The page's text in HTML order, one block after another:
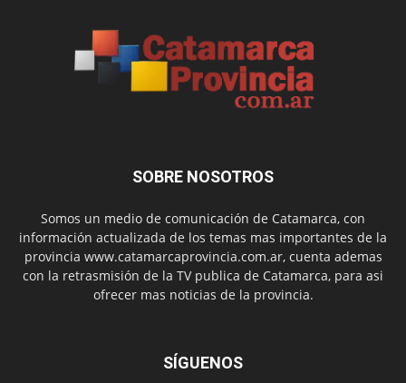
SOBRE NOSOTROS
Somos un medio de comunicación de Catamarca, con
información actualizada de los temas mas importantes de la
provincia www.catamarcaprovincia.com.ar, cuenta ademas
con la retrasmisión de la TV publica de Catamarca, para asi
ofrecer mas noticias de la provincia.
SÍGUENOS